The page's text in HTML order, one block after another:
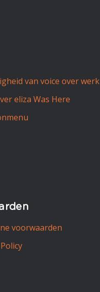
van voice over werk
eliza Was Here
voorwaarden